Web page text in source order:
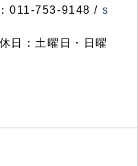
011-753-9148 / s
日：土曜日・日曜